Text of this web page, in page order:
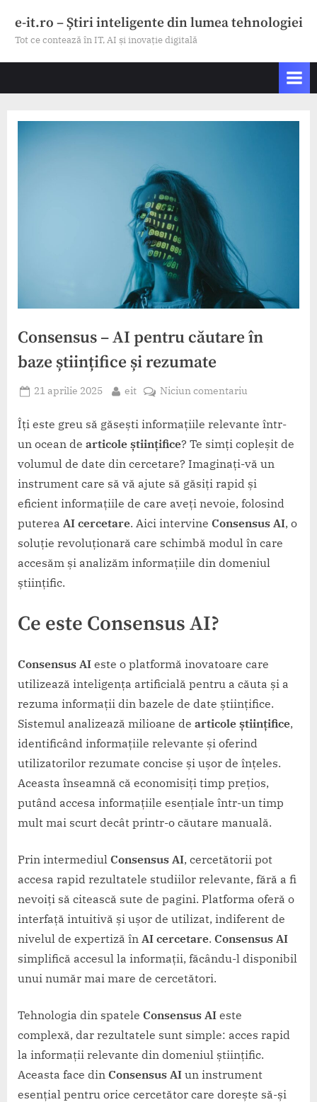
e-it.ro – Știri inteligente din lumea tehnologiei
Tot ce contează în IT, AI și inovație digitală
Consensus – AI pentru căutare în
baze științifice și rezumate
Posted
21 aprilie 2025 By
eit Niciun comentariu
–
AI
căutare
în
baze
științifice
și
Îți este greu să găsești informațiile relevante într-
un ocean de articole științifice? Te simți copleșit de
volumul de date din cercetare? Imaginați-vă un
instrument care să vă ajute să găsiți rapid și
eficient informațiile de care aveți nevoie, folosind
puterea AI cercetare. Aici intervine Consensus AI, o
soluție revoluționară care schimbă modul în care
accesăm și analizăm informațiile din domeniul
științific.
Ce este Consensus AI?
Consensus AI este o platformă inovatoare care
utilizează inteligența artificială pentru a căuta și a
rezuma informații din bazele de date științifice.
Sistemul analizează milioane de articole științifice,
identificând informațiile relevante și oferind
utilizatorilor rezumate concise și ușor de înțeles.
Aceasta înseamnă că economisiți timp prețios,
putând accesa informațiile esențiale într-un timp
mult mai scurt decât printr-o căutare manuală.
Prin intermediul Consensus AI, cercetătorii pot
accesa rapid rezultatele studiilor relevante, fără a fi
nevoiți să citească sute de pagini. Platforma oferă o
interfață intuitivă și ușor de utilizat, indiferent de
nivelul de expertiză în AI cercetare. Consensus AI
simplifică accesul la informații, făcându-l disponibil
unui număr mai mare de cercetători.
Tehnologia din spatele Consensus AI este
complexă, dar rezultatele sunt simple: acces rapid
la informații relevante din domeniul științific.
Aceasta face din Consensus AI un instrument
esențial pentru orice cercetător care dorește să-și